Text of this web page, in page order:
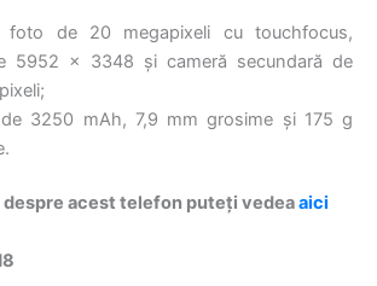
foto de 20 megapixeli cu touchfocus,
5952 x 3348 și cameră secundară de
3250 mAh, 7,9 mm grosime şi 175 g
despre acest telefon puteți vedeaaici